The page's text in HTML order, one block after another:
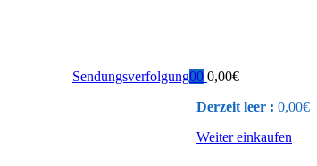
0 0,00€
Derzeit leer : 0,00€
Weiter einkaufen
0
Sendungsverfolgung